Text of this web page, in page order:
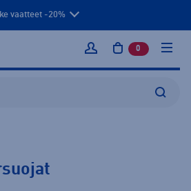
vaatteet -20%
Kirjaudu sisään
0 tuotetta